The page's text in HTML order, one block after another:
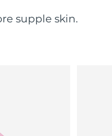
supple skin.